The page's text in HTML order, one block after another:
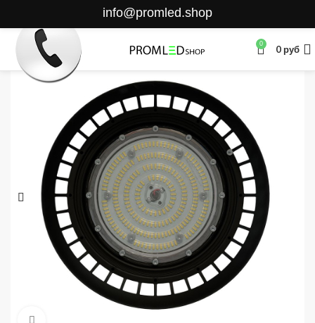
info@promled.shop
0 0руб